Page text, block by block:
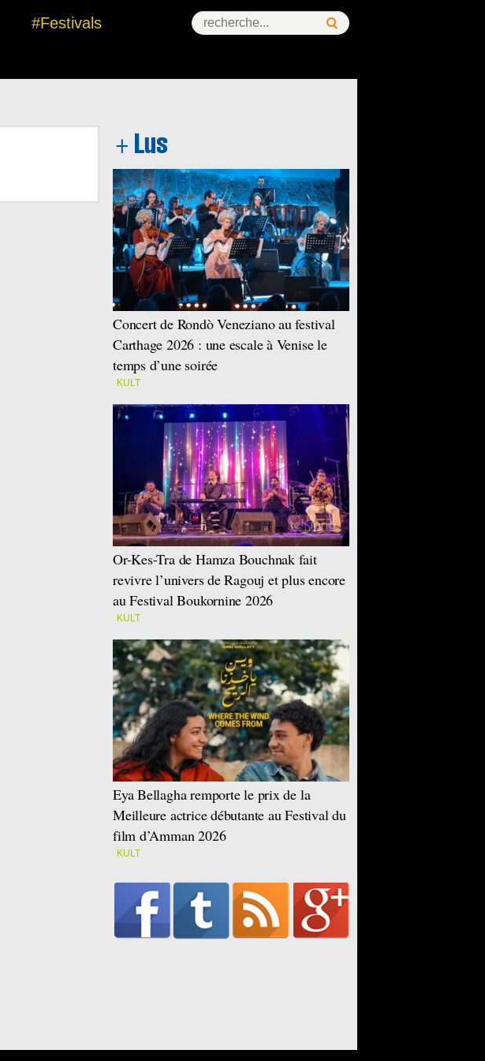
#Festivals
Concert de Rondò Veneziano au festival
Carthage 2026 : une escale à Venise le
temps d’une soirée
KULT
Or-Kes-Tra de Hamza Bouchnak fait
revivre l’univers de Ragouj et plus encore
au Festival Boukornine 2026
KULT
Eya Bellagha remporte le prix de la
Meilleure actrice débutante au Festival du
film d’Amman 2026
KULT